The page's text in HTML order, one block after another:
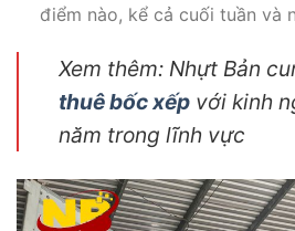
điểm nào, kể cả cuối tuần và
Xem thêm: Nhựt Bản
thuê bốc xếp với kinh
năm trong lĩnh vực